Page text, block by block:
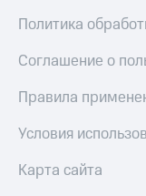
Политика
Соглашение о
Правила
Условия
Карта сайта